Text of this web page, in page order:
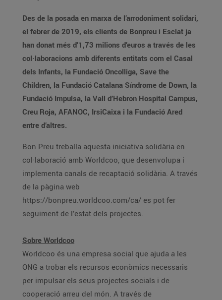
Des de la posada en marxa de l’arrodoniment solidari,
el febrer de 2019, els clients de Bonpreu i Esclat ja
han donat més d’1,73 milions d’euros a través de les
col·laboracions amb diferents entitats com el Casal
dels Infants, la Fundació Oncolliga, Save the
Children, la Fundació Catalana Síndrome de Down, la
Fundació Impulsa, la Vall d’Hebron Hospital Campus,
Creu Roja, AFANOC, IrsiCaixa i la Fundació Ared
entre d’altres.
Bon Preu treballa aquesta iniciativa solidària en
col·laboració amb Worldcoo, que desenvolupa i
implementa canals de recaptació solidària. A través
de la pàgina web
https://bonpreu.worldcoo.com/ca/ es pot fer
seguiment de l’estat dels projectes.
Sobre Worldcoo
Worldcoo és una empresa social que ajuda a les
ONG a trobar els recursos econòmics necessaris
per impulsar els seus projectes socials i de
cooperació arreu del món. A través de